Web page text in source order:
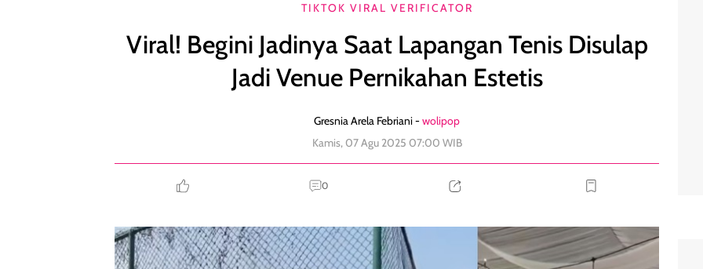
TIKTOK VIRAL VERIFICATOR
Viral! Begini Jadinya Saat Lapangan Tenis Disulap
Jadi Venue Pernikahan Estetis
Gresnia Arela Febriani -wolipop
Kamis, 07 Agu 2025 07:00 WIB
0